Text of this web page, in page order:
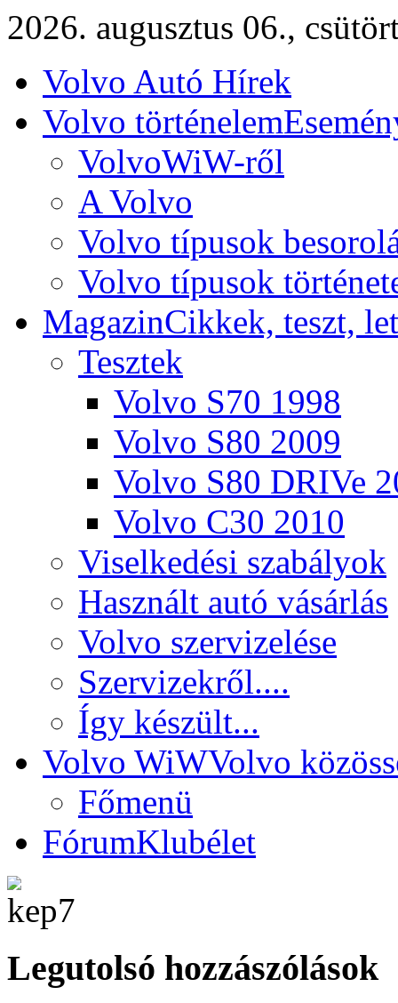
2026. augusztus 06.,
Volvo Autó Hírek
Volvo történelem
VolvoWiW-ről
A Volvo
Volvo típusok
Volvo típusok
MagazinCikkek, teszt,
Tesztek
Volvo S70 1998
Volvo S80 2009
Volvo S80 DRIVe
Volvo C30 2010
Viselkedési szabályok
Használt autó vásárlás
Volvo szervizelése
Szervizekről....
Így készült...
Volvo WiWVolvo
Főmenü
FórumKlubélet
Legutolsó hozzászólások